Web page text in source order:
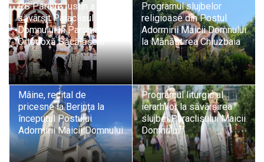
PS Părinte Iustin a
săvârșit Paraclisul Maicii
Domnului în Parohia
Ortodoxă Săcălășeni
Programul slujbelor
religioase din Postul
Adormirii Maicii Domnului
la Mănăstirea Chiuzbaia
Mâine, recital de
pricesne la Berința la
începutul Postului
Adormirii Maicii Domnului
Programul liturgic al
ierarhilor la săvârșirea
slujbei Paraclisului Maicii
Domnului